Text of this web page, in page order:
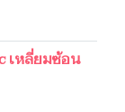
เหลี่ยมซ้อน